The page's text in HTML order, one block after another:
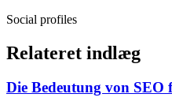
Social profiles
Relateret indlæg
Die Bedeutung von SEO